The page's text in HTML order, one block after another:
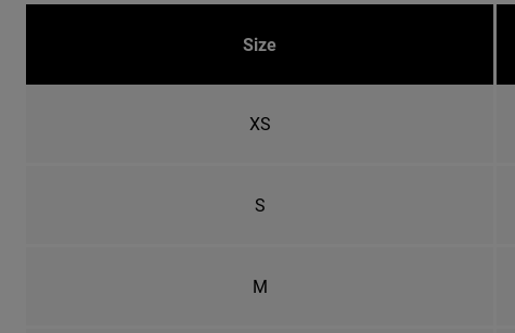
Size
XS
S
M